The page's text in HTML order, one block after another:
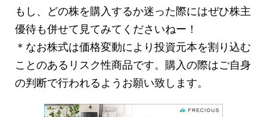
もし、どの株を購入するか迷った際にはぜひ株主
優待も併せて見てみてくださいねー！
＊なお株式は価格変動により投資元本を割り込む
ことのあるリスク性商品です。購入の際はご自身
の判断で行われるようお願い致します。